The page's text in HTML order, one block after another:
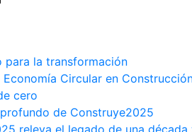
DE
2018
para la transformación
Circular en
cero
de Construye2025
releva el legado de una